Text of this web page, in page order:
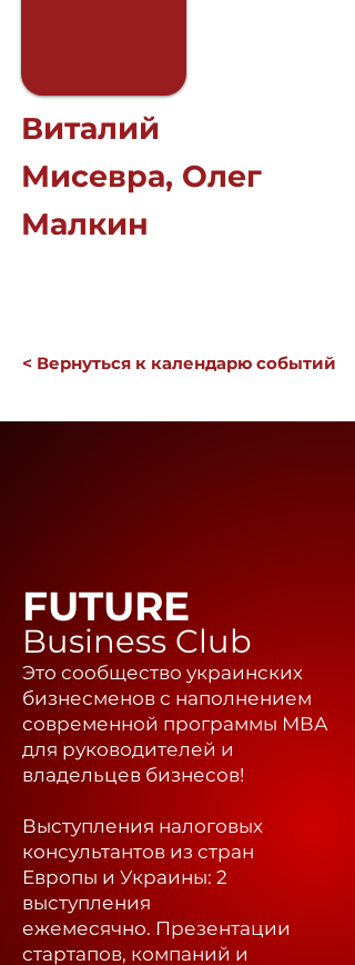
Виталий
Мисевра, Олег
Малкин
< Вернуться к календарю событий
FUTURE
Business Club
Это сообщество украинских
бизнесменов с наполнением
современной программы МВА
для руководителей и
владельцев бизнесов!
Выступления налоговых
консультантов из стран
Европы и Украины: 2
выступления
ежемесячно. Презентации
стартапов, компаний и